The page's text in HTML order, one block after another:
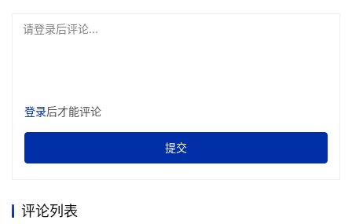
请登录后评论...
登录后才能评论
提交
评论列表